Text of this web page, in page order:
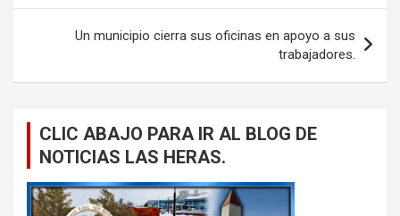
Un municipio cierra sus oficinas en apoyo a sus
trabajadores.
CLIC ABAJO PARA IR AL BLOG DE
NOTICIAS LAS HERAS.